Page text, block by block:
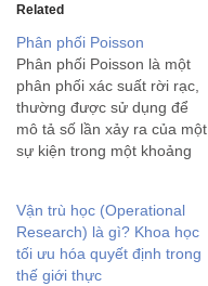
Related
Phân phối Poisson
Phân phối Poisson là một
phân phối xác suất rời rạc,
thường được sử dụng để
mô tả số lần xảy ra của một
sự kiện trong một khoảng
các sự kiện này xảy ra độc
lập với…
Vận trù học (Operational
Research) là gì? Khoa học
tối ưu hóa quyết định trong
thế giới thực